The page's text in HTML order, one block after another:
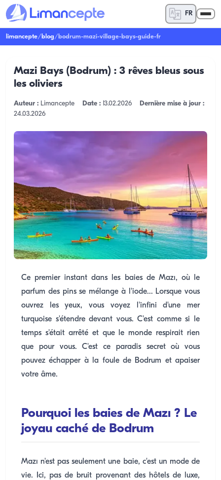
FR
limancepte/blog/bodrum-mazi-village-bays-guide-fr
Mazi Bays (Bodrum) : 3 rêves bleus sous
les oliviers
Auteur : Limancepte Date : 13.02.2026
Dernière mise à jour :
24.03.2026
Ce premier instant dans les baies de Mazı, où le
parfum des pins se mélange à l'iode... Lorsque vous
ouvrez les yeux, vous voyez l'infini d'une mer
turquoise s'étendre devant vous. C'est comme si le
temps s'était arrêté et que le monde respirait rien
que pour vous. C'est ce paradis secret où vous
pouvez échapper à la foule de Bodrum et apaiser
votre âme.
Pourquoi les baies de Mazı ? Le
joyau caché de Bodrum
Mazı n'est pas seulement une baie, c'est un mode de
vie. Ici, pas de bruit provenant des hôtels de luxe,